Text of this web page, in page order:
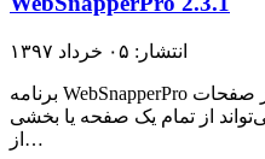
انتشار: ۰۵ خرداد ۱۳۹۷
برنامه WebSnapperPro به شما این امکان را می‌دهد که از صفحات
از تمام یک صفحه یا بخشی
از…